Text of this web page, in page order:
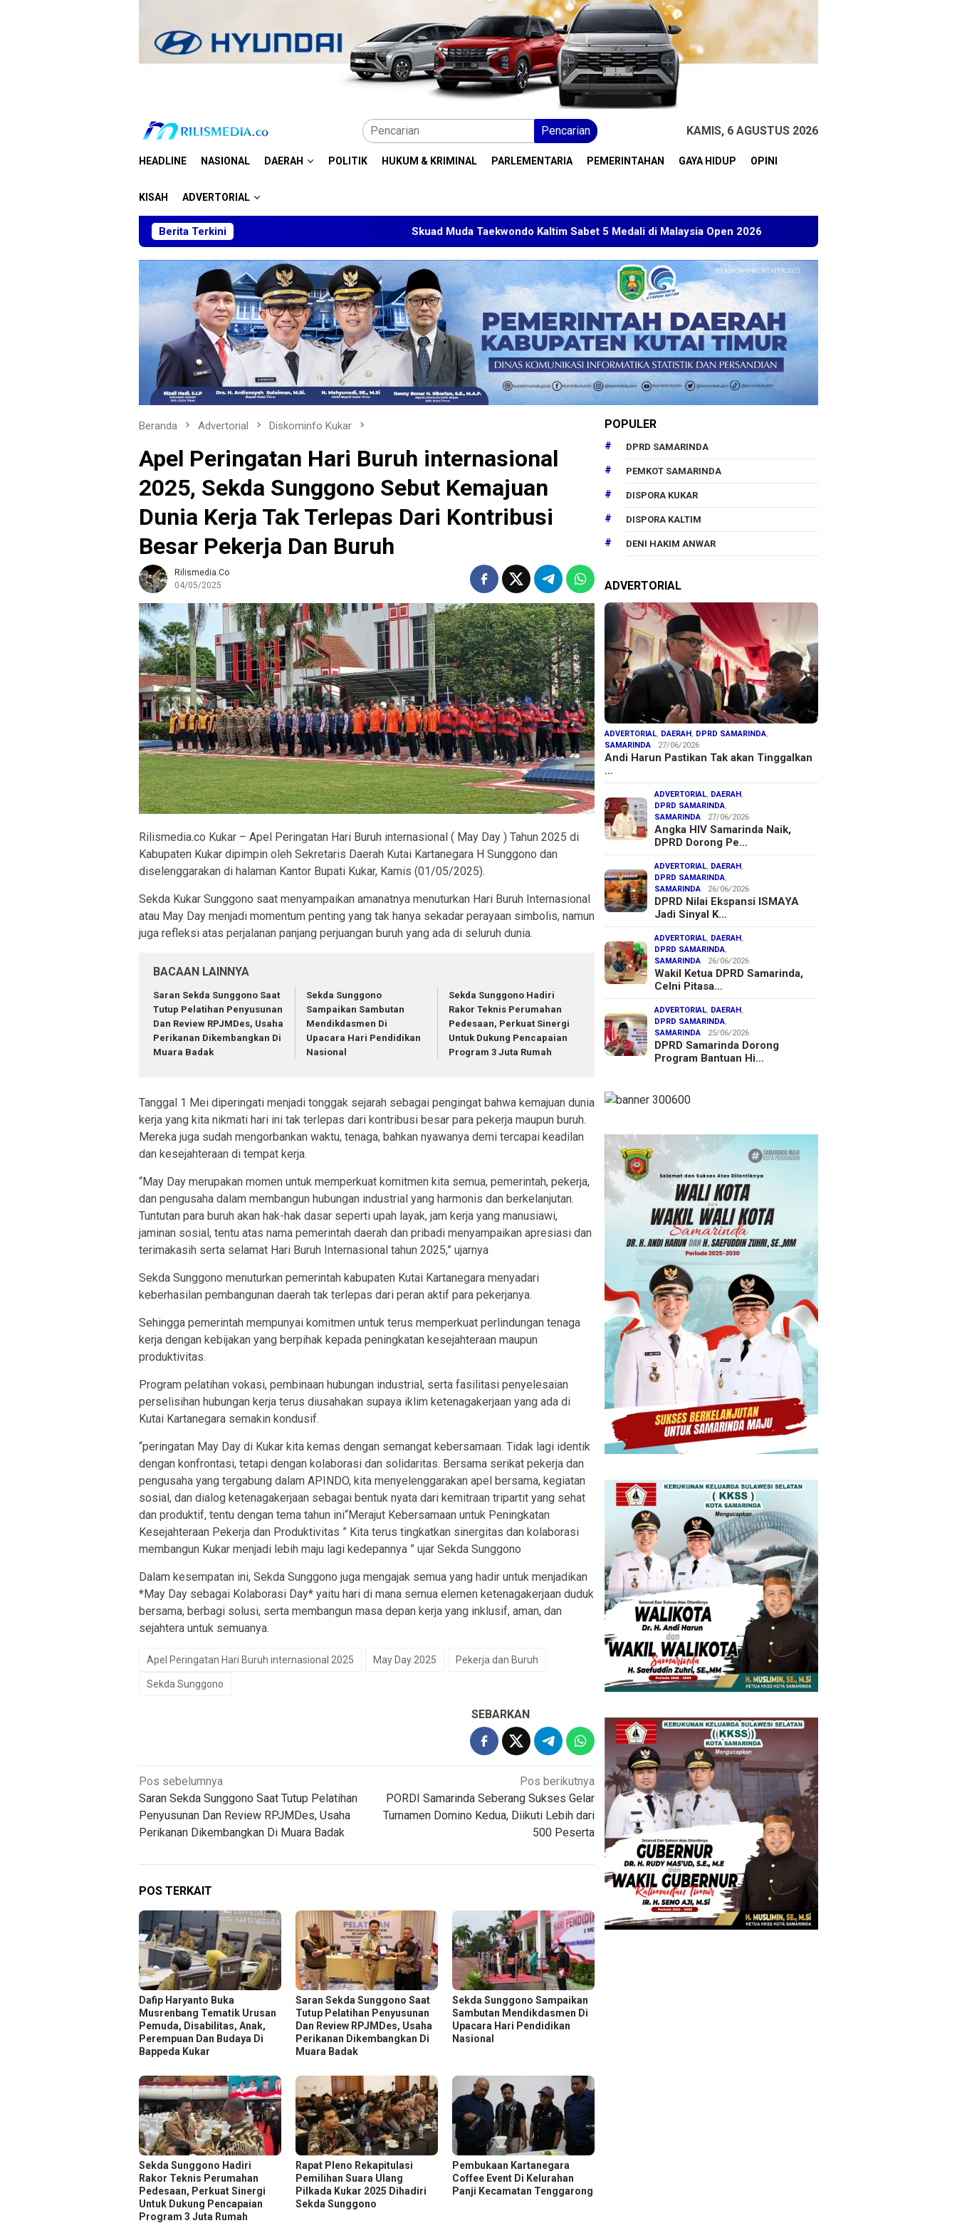
Pencarian KAMIS, 6 AGUSTUS 2026
HEADLINE NASIONAL DAERAH POLITIK HUKUM & KRIMINAL PARLEMENTARIA PEMERINTAHAN GAYA HIDUP OPINI
KISAH ADVERTORIAL
Berita Terkini Skuad Muda Taekwondo Kaltim Sabet 5 Medali di Malaysia Open 2026 Kuasa Hukum BT Minta Dakwaan Korupsi
Beranda Advertorial Diskominfo Kukar
Apel Peringatan Hari Buruh internasional
2025, Sekda Sunggono Sebut Kemajuan
Dunia Kerja Tak Terlepas Dari Kontribusi
Besar Pekerja Dan Buruh
Rilismedia.co
04/05/2025
Rilismedia.co Kukar – Apel Peringatan Hari Buruh internasional ( May Day ) Tahun 2025 di
Kabupaten Kukar dipimpin oleh Sekretaris Daerah Kutai Kartanegara H Sunggono dan
diselenggarakan di halaman Kantor Bupati Kukar, Kamis (01/05/2025).
Sekda Kukar Sunggono saat menyampaikan amanatnya menuturkan Hari Buruh Internasional
atau May Day menjadi momentum penting yang tak hanya sekadar perayaan simbolis, namun
juga refleksi atas perjalanan panjang perjuangan buruh yang ada di seluruh dunia.
BACAAN LAINNYA
Saran Sekda Sunggono Saat
Tutup Pelatihan Penyusunan
Dan Review RPJMDes, Usaha
Perikanan Dikembangkan Di
Muara Badak
Sekda Sunggono
Sampaikan Sambutan
Mendikdasmen Di
Upacara Hari Pendidikan
Nasional
Sekda Sunggono Hadiri
Rakor Teknis Perumahan
Pedesaan, Perkuat Sinergi
Untuk Dukung Pencapaian
Program 3 Juta Rumah
Tanggal 1 Mei diperingati menjadi tonggak sejarah sebagai pengingat bahwa kemajuan dunia
kerja yang kita nikmati hari ini tak terlepas dari kontribusi besar para pekerja maupun buruh.
Mereka juga sudah mengorbankan waktu, tenaga, bahkan nyawanya demi tercapai keadilan
dan kesejahteraan di tempat kerja.
“May Day merupakan momen untuk memperkuat komitmen kita semua, pemerintah, pekerja,
dan pengusaha dalam membangun hubungan industrial yang harmonis dan berkelanjutan.
Tuntutan para buruh akan hak-hak dasar seperti upah layak, jam kerja yang manusiawi,
jaminan sosial, tentu atas nama pemerintah daerah dan pribadi menyampaikan apresiasi dan
terimakasih serta selamat Hari Buruh Internasional tahun 2025,” ujarnya
Sekda Sunggono menuturkan pemerintah kabupaten Kutai Kartanegara menyadari
keberhasilan pembangunan daerah tak terlepas dari peran aktif para pekerjanya.
Sehingga pemerintah mempunyai komitmen untuk terus memperkuat perlindungan tenaga
kerja dengan kebijakan yang berpihak kepada peningkatan kesejahteraan maupun
produktivitas.
Program pelatihan vokasi, pembinaan hubungan industrial, serta fasilitasi penyelesaian
perselisihan hubungan kerja terus diusahakan supaya iklim ketenagakerjaan yang ada di
Kutai Kartanegara semakin kondusif.
“peringatan May Day di Kukar kita kemas dengan semangat kebersamaan. Tidak lagi identik
dengan konfrontasi, tetapi dengan kolaborasi dan solidaritas. Bersama serikat pekerja dan
pengusaha yang tergabung dalam APINDO, kita menyelenggarakan apel bersama, kegiatan
sosial, dan dialog ketenagakerjaan sebagai bentuk nyata dari kemitraan tripartit yang sehat
dan produktif, tentu dengan tema tahun ini“Merajut Kebersamaan untuk Peningkatan
Kesejahteraan Pekerja dan Produktivitas ” Kita terus tingkatkan sinergitas dan kolaborasi
membangun Kukar menjadi lebih maju lagi kedepannya ” ujar Sekda Sunggono
Dalam kesempatan ini, Sekda Sunggono juga mengajak semua yang hadir untuk menjadikan
*May Day sebagai Kolaborasi Day* yaitu hari di mana semua elemen ketenagakerjaan duduk
bersama, berbagi solusi, serta membangun masa depan kerja yang inklusif, aman, dan
sejahtera untuk semuanya.
Apel Peringatan Hari Buruh internasional 2025 May Day 2025 Pekerja dan Buruh
Sekda Sunggono
SEBARKAN
Navigasi
pos
Pos sebelumnya
Saran Sekda Sunggono Saat Tutup Pelatihan
Penyusunan Dan Review RPJMDes, Usaha
Perikanan Dikembangkan Di Muara Badak
Pos berikutnya
PORDI Samarinda Seberang Sukses Gelar
Turnamen Domino Kedua, Diikuti Lebih dari
500 Peserta
POS TERKAIT
Dafip Haryanto Buka
Musrenbang Tematik Urusan
Pemuda, Disabilitas, Anak,
Perempuan Dan Budaya Di
Bappeda Kukar
Saran Sekda Sunggono Saat
Tutup Pelatihan Penyusunan
Dan Review RPJMDes, Usaha
Perikanan Dikembangkan Di
Muara Badak
Sekda Sunggono Sampaikan
Sambutan Mendikdasmen Di
Upacara Hari Pendidikan
Nasional
Sekda Sunggono Hadiri
Rakor Teknis Perumahan
Pedesaan, Perkuat Sinergi
Untuk Dukung Pencapaian
Program 3 Juta Rumah
Rapat Pleno Rekapitulasi
Pemilihan Suara Ulang
Pilkada Kukar 2025 Dihadiri
Sekda Sunggono
Pembukaan Kartanegara
Coffee Event Di Kelurahan
Panji Kecamatan Tenggarong
POPULER
DPRD SAMARINDA
PEMKOT SAMARINDA
DISPORA KUKAR
DISPORA KALTIM
DENI HAKIM ANWAR
ADVERTORIAL
ADVERTORIAL, DAERAH , DPRD SAMARINDA,
SAMARINDA
27/06/2026
Andi Harun Pastikan Tak akan Tinggalkan
…
ADVERTORIAL, DAERAH ,
DPRD SAMARINDA,
SAMARINDA
27/06/2026
Angka HIV Samarinda Naik,
DPRD Dorong Pe…
ADVERTORIAL, DAERAH ,
DPRD SAMARINDA,
SAMARINDA
26/06/2026
DPRD Nilai Ekspansi ISMAYA
Jadi Sinyal K…
ADVERTORIAL, DAERAH ,
DPRD SAMARINDA,
SAMARINDA
26/06/2026
Wakil Ketua DPRD Samarinda,
Celni Pitasa…
ADVERTORIAL, DAERAH ,
DPRD SAMARINDA,
SAMARINDA
25/06/2026
DPRD Samarinda Dorong
Program Bantuan Hi…